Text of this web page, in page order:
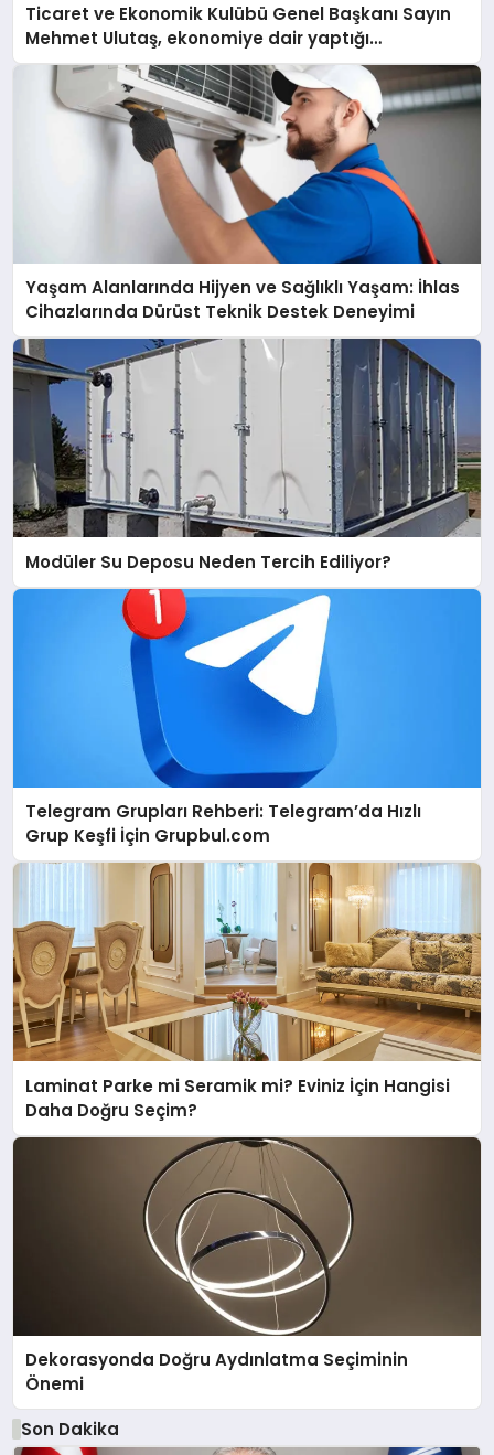
Ticaret ve Ekonomik Kulübü Genel Başkanı Sayın
Mehmet Ulutaş, ekonomiye dair yaptığı
açıklamada şunları kaydetti:
Yaşam Alanlarında Hijyen ve Sağlıklı Yaşam: İhlas
Cihazlarında Dürüst Teknik Destek Deneyimi
Modüler Su Deposu Neden Tercih Ediliyor?
Telegram Grupları Rehberi: Telegram’da Hızlı
Grup Keşfi İçin Grupbul.com
Laminat Parke mi Seramik mi? Eviniz İçin Hangisi
Daha Doğru Seçim?
Dekorasyonda Doğru Aydınlatma Seçiminin
Önemi
Son Dakika